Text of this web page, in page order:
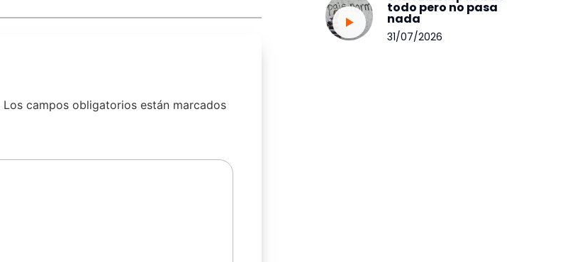
Los campos obligatorios están marcados
todo pero no pasa
nada
31/07/2026